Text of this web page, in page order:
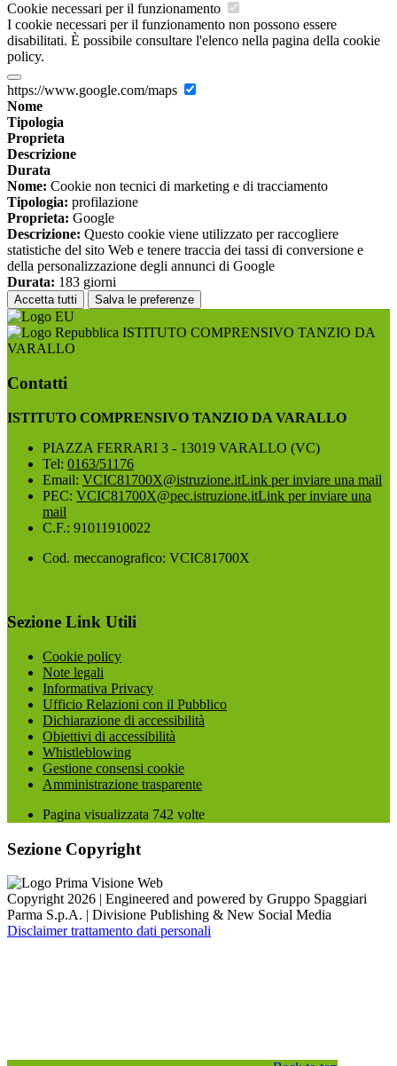
Cookie necessari per il funzionamento
I cookie necessari per il funzionamento non possono essere
disabilitati. È possibile consultare l'elenco nella pagina della cookie
policy.
https://www.google.com/maps
Nome
Tipologia
Proprieta
Descrizione
Durata
Nome: Cookie non tecnici di marketing e di tracciamento
Tipologia: profilazione
Proprieta: Google
Descrizione: Questo cookie viene utilizzato per raccogliere
statistiche del sito Web e tenere traccia dei tassi di conversione e
della personalizzazione degli annunci di Google
Durata: 183 giorni
Accetta tutti Salva le preferenze
ISTITUTO COMPRENSIVO TANZIO DA
VARALLO
Contatti
ISTITUTO COMPRENSIVO TANZIO DA VARALLO
PIAZZA FERRARI 3 - 13019 VARALLO (VC)
Tel: 0163/51176
Email: VCIC81700X@istruzione.itLink per inviare una mail
PEC: VCIC81700X@pec.istruzione.itLink per inviare una
mail
C.F.: 91011910022
Cod. meccanografico: VCIC81700X
Sezione Link Utili
Cookie policy
Note legali
Informativa Privacy
Ufficio Relazioni con il Pubblico
Dichiarazione di accessibilità
Obiettivi di accessibilità
Whistleblowing
Gestione consensi cookie
Amministrazione trasparente
Pagina visualizzata 742 volte
Sezione Copyright
Copyright 2026 | Engineered and powered by Gruppo Spaggiari
Parma S.p.A. | Divisione Publishing & New Social Media
Disclaimer trattamento dati personali